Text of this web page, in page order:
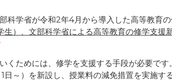
科学省が令和2年4月から導入した高等教育
）、文部科学省による高等教育の修学支援
くためには、修学を支援する手段が必要で
1日～）を新設し、授業料の減免措置を実施